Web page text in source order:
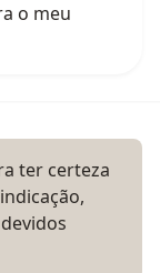
o meu
ter certeza